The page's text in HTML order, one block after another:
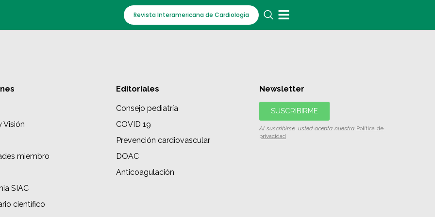
Revista Interamericana de Cardiología
Visión
miembro
SIAC
científico
Editoriales
Consejo pediatría
COVID 19
Prevención cardiovascular
DOAC
Anticoagulación
Newsletter
SUSCRIBIRME
Al suscribirse, usted acepta nuestra Política de
privacidad